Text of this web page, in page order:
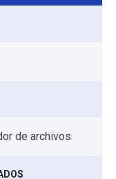
de archivos